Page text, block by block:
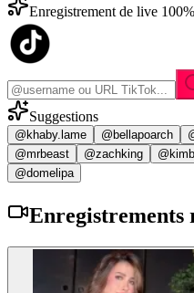
Enregistrement de live
Suggestions
@khaby.lame @bellapoarch
@mrbeast
@zachking
@domelipa
Enregistrements